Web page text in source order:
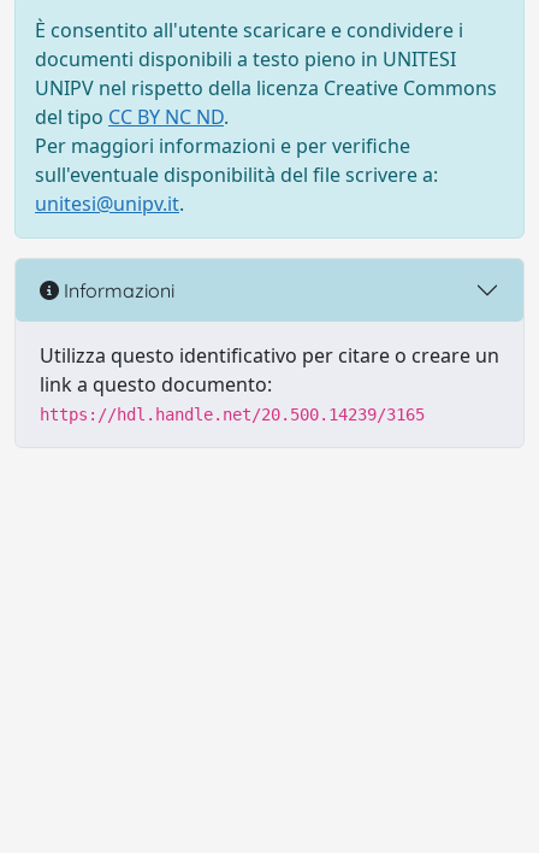
È consentito all'utente scaricare e condividere i
documenti disponibili a testo pieno in UNITESI
UNIPV nel rispetto della licenza Creative Commons
del tipo CC BY NC ND.
Per maggiori informazioni e per verifiche
sull'eventuale disponibilità del file scrivere a:
unitesi@unipv.it.
Informazioni
Utilizza questo identificativo per citare o creare un
link a questo documento:
https://hdl.handle.net/20.500.14239/3165